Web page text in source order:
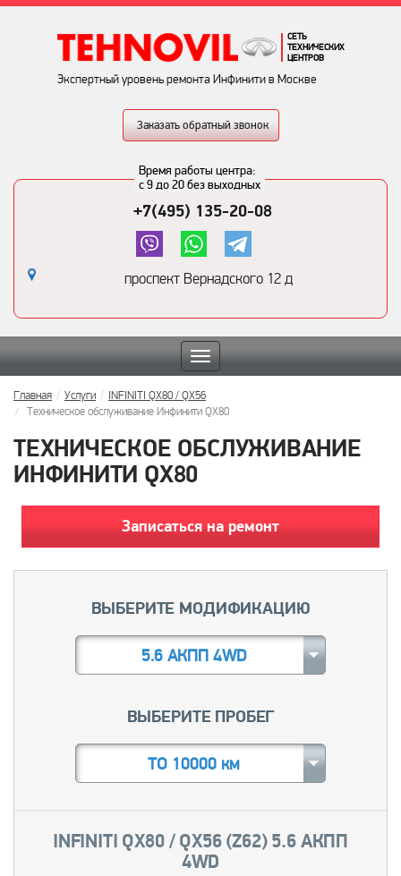
СЕТЬ
ТЕХНИЧЕСКИХ
ЦЕНТРОВ
Экспертный уровень ремонта Инфинити в Москве
Заказать обратный звонок
Время работы центра:
с 9 до 20 без выходных
+7(495) 135-20-08
проспект Вернадского 12 д
Toggle
navigation
Главная Услуги
INFINITI QX80 / QX56
Техническое обслуживание Инфинити QX80
ТЕХНИЧЕСКОЕ ОБСЛУЖИВАНИЕ
ИНФИНИТИ QX80
Записаться на ремонт
ВЫБЕРИТЕ МОДИФИКАЦИЮ
5.6 АКПП 4WD
ВЫБЕРИТЕ ПРОБЕГ
ТО 10000 км
INFINITI QX80 / QX56 (Z62) 5.6 АКПП
4WD